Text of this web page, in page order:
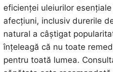
eficienței uleiurilor
afecțiuni, inclusiv durerile
natural a câștigat
înțeleagă că nu toate
pentru toată lumea.